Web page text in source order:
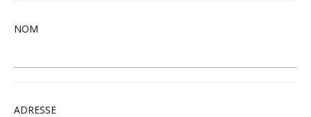
NOM
ADRESSE